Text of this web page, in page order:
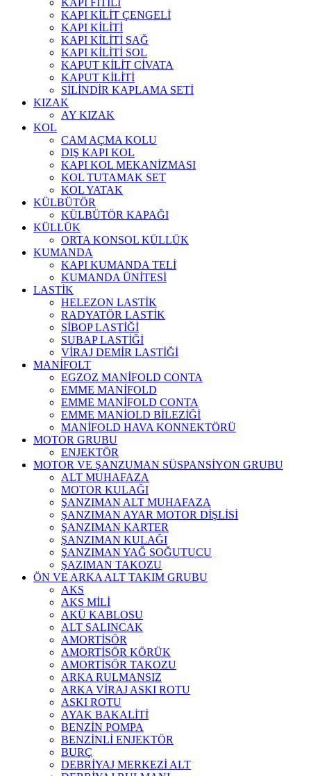
KAPI FİTİLİ
KAPI KİLİT ÇENGELİ
KAPI KİLİTİ
KAPI KİLİTİ SAĞ
KAPI KİLİTİ SOL
KAPUT KİLİT CİVATA
KAPUT KİLİTİ
SİLİNDİR KAPLAMA SETİ
KIZAK
AY KIZAK
KOL
CAM AÇMA KOLU
DIŞ KAPI KOL
KAPI KOL MEKANİZMASI
KOL TUTAMAK SET
KOL YATAK
KÜLBÜTÖR
KÜLBÜTÖR KAPAĞI
KÜLLÜK
ORTA KONSOL KÜLLÜK
KUMANDA
KAPI KUMANDA TELİ
KUMANDA ÜNİTESİ
LASTİK
HELEZON LASTİK
RADYATÖR LASTİK
SİBOP LASTİĞİ
SUBAP LASTİĞİ
VİRAJ DEMİR LASTİĞİ
MANİFOLT
EGZOZ MANİFOLD CONTA
EMME MANİFOLD
EMME MANİFOLD CONTA
EMME MANİOLD BİLEZİĞİ
MANİFOLD HAVA KONNEKTÖRÜ
MOTOR GRUBU
ENJEKTÖR
MOTOR VE ŞANZUMAN SÜSPANSİYON GRUBU
ALT MUHAFAZA
MOTOR KULAĞI
ŞANZIMAN ALT MUHAFAZA
ŞANZIMAN AYAR MOTOR DİŞLİSİ
ŞANZIMAN KARTER
ŞANZIMAN KULAĞI
ŞANZIMAN YAĞ SOĞUTUCU
ŞAZIMAN TAKOZU
ÖN VE ARKA ALT TAKIM GRUBU
AKS
AKS MİLİ
AKÜ KABLOSU
ALT SALINCAK
AMORTİSÖR
AMORTİSÖR KÖRÜK
AMORTİSÖR TAKOZU
ARKA RULMANSIZ
ARKA VİRAJ ASKI ROTU
ASKI ROTU
AYAK BAKALİTİ
BENZİN POMPA
BENZİNLİ ENJEKTÖR
BURÇ
DEBRİYAJ MERKEZİ ALT